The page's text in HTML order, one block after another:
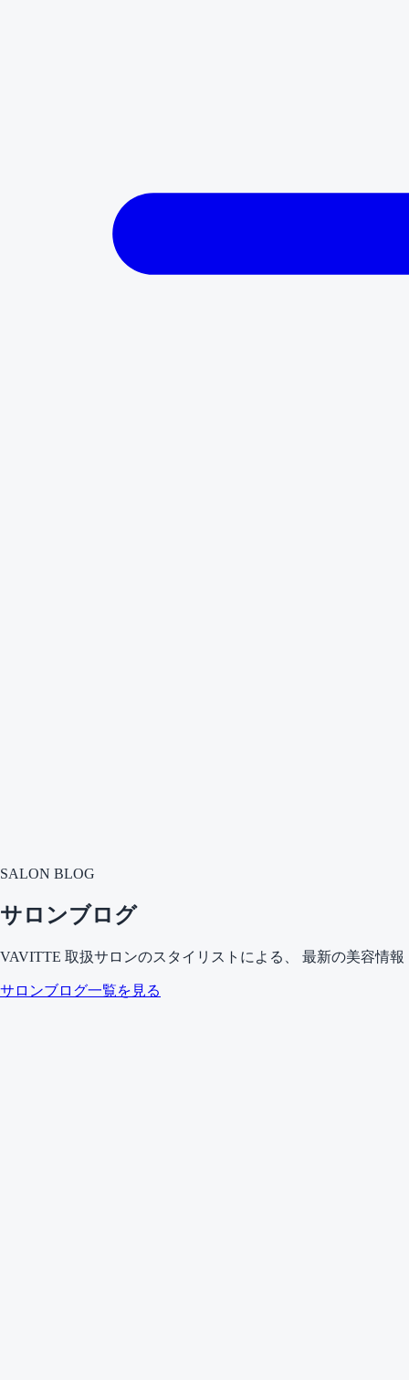
SALON BLOG
サロンブログ
VAVITTE 取扱サロンのスタイリストによる、 最新の美容情
サロンブログ一覧を見る